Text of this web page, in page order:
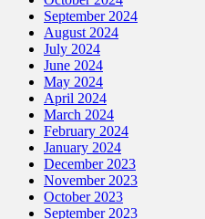
September 2024
August 2024
July 2024
June 2024
May 2024
April 2024
March 2024
February 2024
January 2024
December 2023
November 2023
October 2023
September 2023